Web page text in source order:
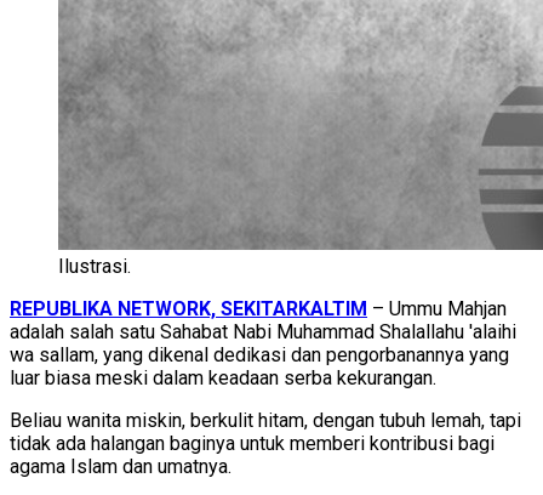
Ilustrasi.
REPUBLIKA NETWORK, SEKITARKALTIM – Ummu Mahjan
adalah salah satu Sahabat Nabi Muhammad Shalallahu 'alaihi
wa sallam, yang dikenal dedikasi dan pengorbanannya yang
luar biasa meski dalam keadaan serba kekurangan.
Beliau wanita miskin, berkulit hitam, dengan tubuh lemah, tapi
tidak ada halangan baginya untuk memberi kontribusi bagi
agama Islam dan umatnya.